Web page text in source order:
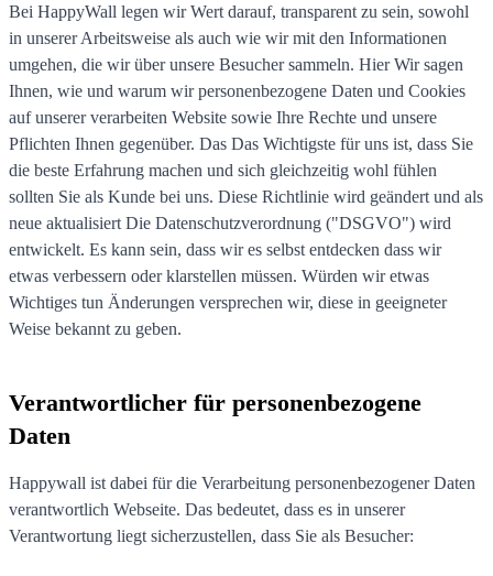
Bei HappyWall legen wir Wert darauf, transparent zu sein, sowohl
in unserer Arbeitsweise als auch wie wir mit den Informationen
umgehen, die wir über unsere Besucher sammeln. Hier Wir sagen
Ihnen, wie und warum wir personenbezogene Daten und Cookies
auf unserer verarbeiten Website sowie Ihre Rechte und unsere
Pflichten Ihnen gegenüber. Das Das Wichtigste für uns ist, dass Sie
die beste Erfahrung machen und sich gleichzeitig wohl fühlen
sollten Sie als Kunde bei uns. Diese Richtlinie wird geändert und als
neue aktualisiert Die Datenschutzverordnung ("DSGVO") wird
entwickelt. Es kann sein, dass wir es selbst entdecken dass wir
etwas verbessern oder klarstellen müssen. Würden wir etwas
Wichtiges tun Änderungen versprechen wir, diese in geeigneter
Weise bekannt zu geben.
Verantwortlicher für personenbezogene
Daten
Happywall ist dabei für die Verarbeitung personenbezogener Daten
verantwortlich Webseite. Das bedeutet, dass es in unserer
Verantwortung liegt sicherzustellen, dass Sie als Besucher: